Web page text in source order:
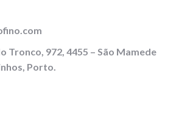
Tronco, 972, 4455 – São Mamede
Porto.